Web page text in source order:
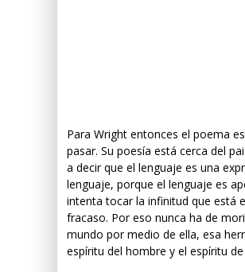
Para Wright entonces el poema
pasar. Su poesía está cerca del
a decir que el lenguaje es una
lenguaje, porque el lenguaje es
intenta tocar la infinitud que está
fracaso. Por eso nunca ha de
mundo por medio de ella, esa
espíritu del hombre y el espíritu